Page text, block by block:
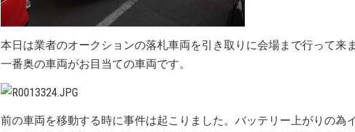
本日は業者のオークションの落札車両を引き取りに会場まで行って来ま
一番奥の車両がお目当ての車両です。
前の車両を移動する時に事件は起こりました。バッテリー上がりの為